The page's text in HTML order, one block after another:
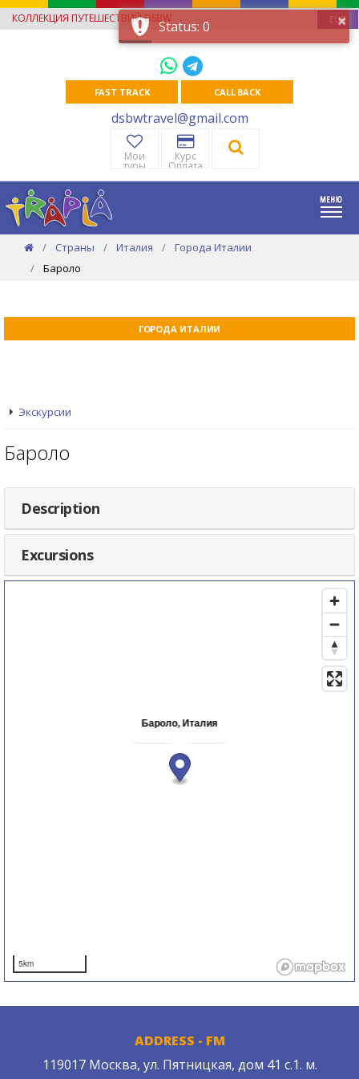
КОЛЛЕКЦИЯ ПУТЕШЕСТВИЙ DSBW EUR
FAST TRACK CALL BACK
dsbwtravel@gmail.com
Мои
туры
Курс
Оплата
Страны Италия
Города Италии
Бароло
ГОРОДА ИТАЛИИ
Экскурсии
Бароло
Description
Excursions
5km
Бароло, Италия
ADDRESS - FM
119017 Москва, ул. Пятницкая, дом 41 с.1. м.
×
Status: 0